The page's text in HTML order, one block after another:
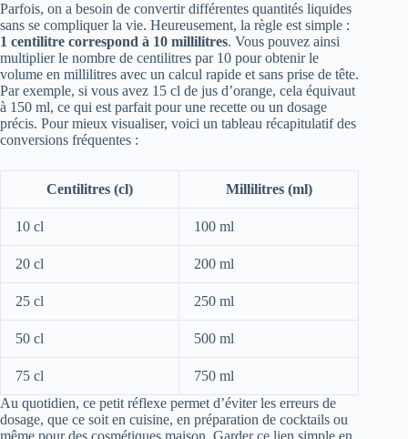
Parfois, on a besoin de convertir différentes quantités liquides
sans se compliquer la vie. Heureusement, la règle est simple :
1 centilitre correspond à 10 millilitres. Vous pouvez ainsi
multiplier le nombre de centilitres par 10 pour obtenir le
volume en millilitres avec un calcul rapide et sans prise de tête.
Par exemple, si vous avez 15 cl de jus d’orange, cela équivaut
à 150 ml, ce qui est parfait pour une recette ou un dosage
précis. Pour mieux visualiser, voici un tableau récapitulatif des
conversions fréquentes :
Centilitres (cl) Millilitres (ml)
10 cl 100 ml
20 cl 200 ml
25 cl 250 ml
50 cl 500 ml
75 cl
750 ml
Au quotidien, ce petit réflexe permet d’éviter les erreurs de
dosage, que ce soit en cuisine, en préparation de cocktails ou